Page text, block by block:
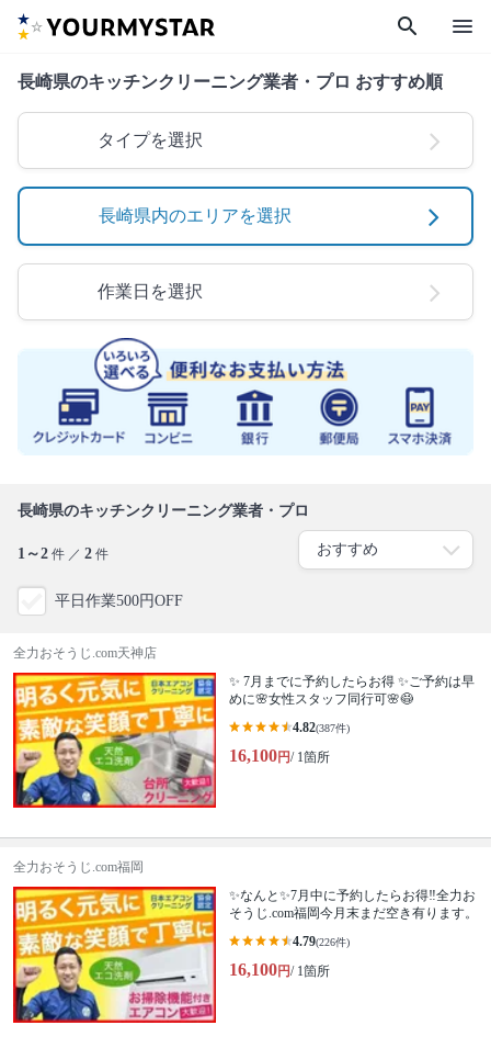
search menu
長崎県のキッチンクリーニング業者・プロ おすすめ順
タイプを選択
長崎県内のエリアを選択
作業日を選択
長崎県のキッチンクリーニング業者・プロ
1～2 件 ／ 2 件
平日作業500円OFF
全力おそうじ.com天神店
✨ 7月までに予約したらお得 ✨ご予約は早
めに🌸女性スタッフ同行可🌸😷
4.82(387件)
16,100円/ 1箇所
全力おそうじ.com福岡
✨なんと✨7月中に予約したらお得‼️全力お
そうじ.com福岡今月末まだ空き有ります。
4.79(226件)
16,100円/ 1箇所